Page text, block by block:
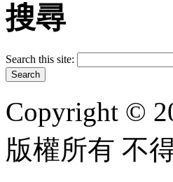
搜尋
Search this site:
Copyright ©
版權所有 不